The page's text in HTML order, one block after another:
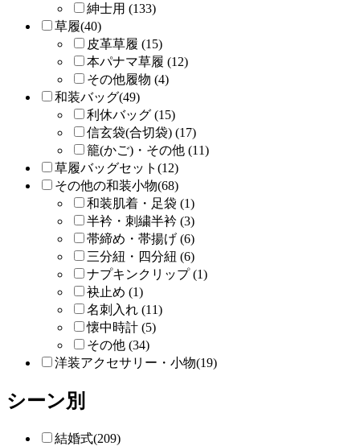
紳士用 (133)
草履(40)
皮革草履 (15)
本パナマ草履 (12)
その他履物 (4)
和装バッグ(49)
利休バッグ (15)
信玄袋(合切袋) (17)
籠(かご)・その他 (11)
草履バッグセット(12)
その他の和装小物(68)
和装肌着・足袋 (1)
半衿・刺繍半衿 (3)
帯締め・帯揚げ (6)
三分紐・四分紐 (6)
ナプキンクリップ (1)
袂止め (1)
名刺入れ (11)
懐中時計 (5)
その他 (34)
洋装アクセサリー・小物(19)
シーン別
結婚式(209)